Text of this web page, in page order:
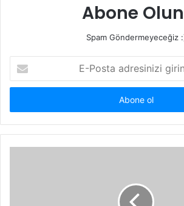
Abone
Spam Göndermeyeceğiz
Posta
adresinizi